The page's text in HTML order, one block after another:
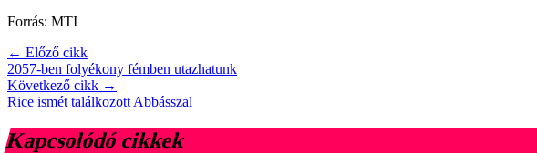
Forrás: MTI
← Előző cikk
2057-ben folyékony fémben utazhatunk
Következő cikk →
Rice ismét találkozott Abbásszal
Kapcsolódó cikkek